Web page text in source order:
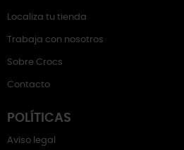
Localiza tu tienda
Trabaja con nosotros
Sobre Crocs
Contacto
POLÍTICAS
Aviso legal